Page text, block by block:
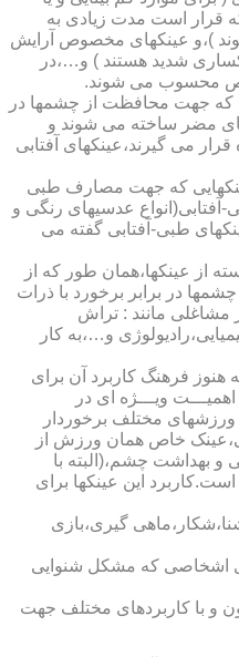
قرار است مدت زیادی به
)،و عینکهای مخصوص آرایش
شدید هستند ) و…،در
محسوب می شوند.
که جهت محافظت از چشمها در
مضر ساخته می شوند و
می گیرند،عینکهای آفتابی
که جهت مصارف طبی
آفتابی(انواع عدسیهای رنگی و
طبی-آفتابی گفته می
از عینکها،همان طور که از
در برابر برخورد با ذرات
مشاغلی مانند : تراش
و…،به کار
هنوز فرهنگ کاربرد آن برای
ویـــژه ای در
مختلف برخوردار
خاص همان ورزش از
بهداشت چشم،(البته با
این عینکها برای
گیری،بازی
اشخاصی که مشکل شنوایی
و با کاربردهای مختلف جهت